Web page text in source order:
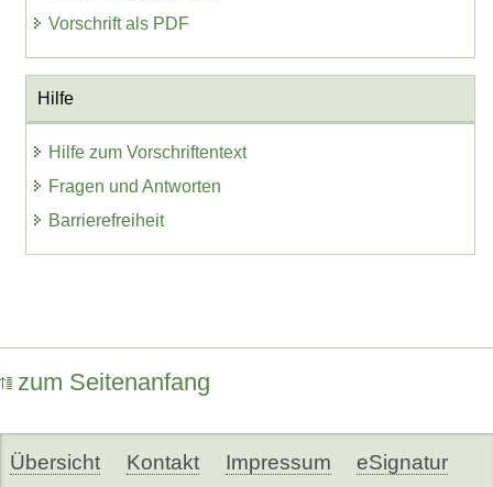
Vorschrift als PDF
Hilfe
Hilfe zum Vorschriftentext
Fragen und Antworten
Barrierefreiheit
zum Seitenanfang
Übersicht Kontakt Impressum eSignatur